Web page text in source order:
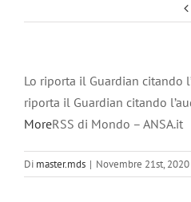
Lo riporta il Guardian citando
riporta il Guardian citando
MoreRSS di Mondo – ANSA.it
Di master.mds | Novembre 21st, 2020